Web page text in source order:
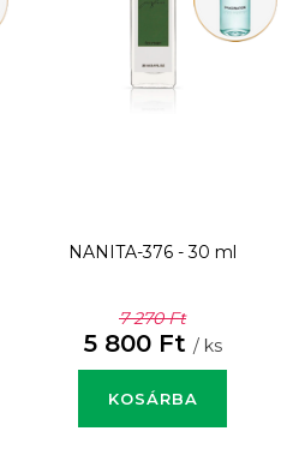
NANITA-376 - 30 ml
7 270 Ft
5 800 Ft / ks
KOSÁRBA